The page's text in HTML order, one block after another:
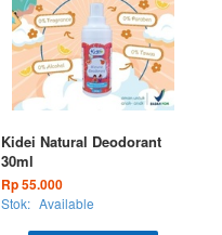
Kidei Natural Deodorant
30ml
Rp 55.000
Stok: Available